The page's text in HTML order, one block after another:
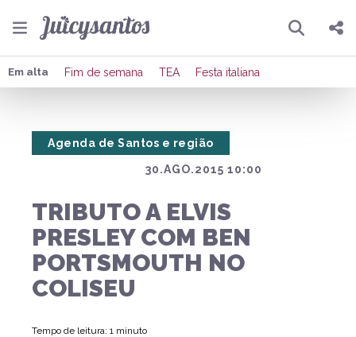
Pesquisar
Compartilhar
Em alta Fim de semana TEA Festa italiana
30.AGO.2015 10:00
Agenda de Santos e região
TRIBUTO A ELVIS
PRESLEY COM BEN
PORTSMOUTH NO
COLISEU
Tempo de leitura: 1 minuto